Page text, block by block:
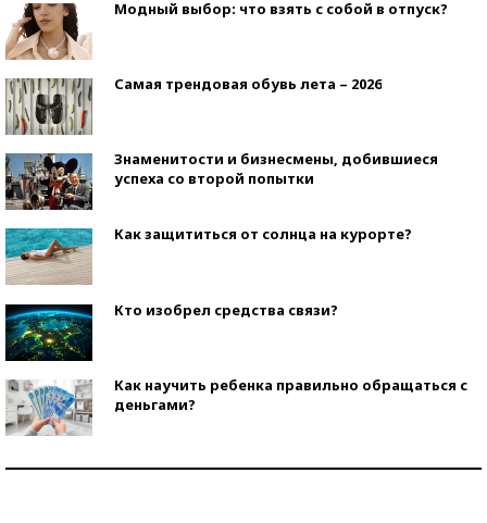
Модный выбор: что взять с собой в отпуск?
Самая трендовая обувь лета – 2026
Знаменитости и бизнесмены, добившиеся
успеха со второй попытки
Как защититься от солнца на курорте?
Кто изобрел средства связи?
Как научить ребенка правильно обращаться с
деньгами?